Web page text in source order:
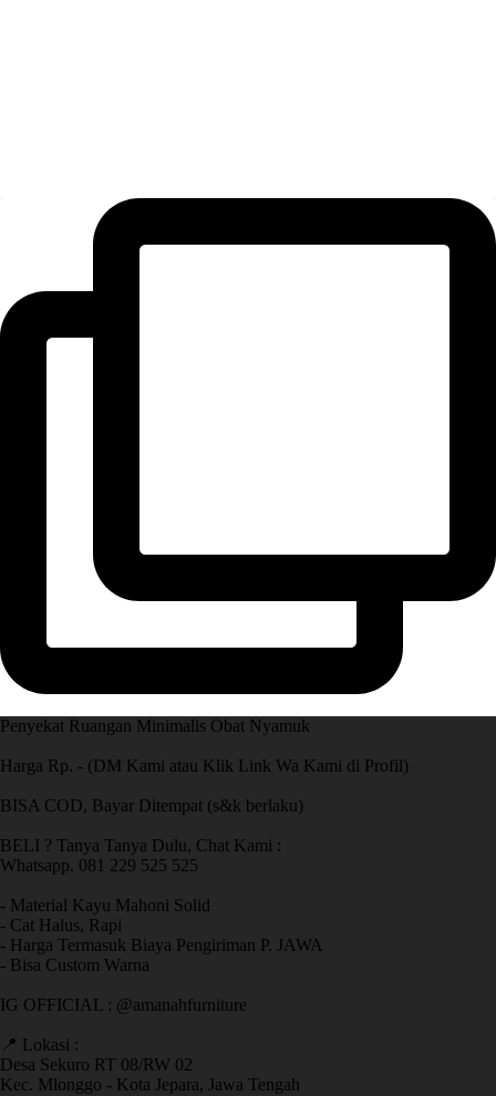
Penyekat Ruangan Minimalis Obat Nyamuk
Harga Rp. - (DM Kami atau Klik Link Wa Kami di Profil)
BISA COD, Bayar Ditempat (s&k berlaku)
BELI ? Tanya Tanya Dulu, Chat Kami :
Whatsapp. 081 229 525 525
- Material Kayu Mahoni Solid
- Cat Halus, Rapi
- Harga Termasuk Biaya Pengiriman P. JAWA
- Bisa Custom Warna
IG OFFICIAL : @amanahfurniture
📍 Lokasi :
Desa Sekuro RT 08/RW 02
Kec. Mlonggo - Kota Jepara, Jawa Tengah